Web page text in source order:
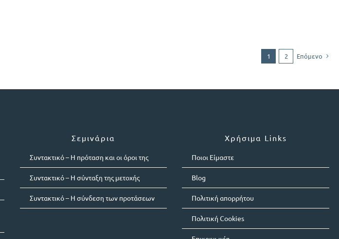
1 2 Επόμενο
Σεμινάρια
Συντακτικό – Η πρόταση και οι όροι της
Συντακτικό – Η σύνταξη της μετοχής
Συντακτικό – Η σύνδεση των προτάσεων
Χρήσιμα Links
Ποιοι Είμαστε
Blog
Πολιτική απορρήτου
Πολιτική Cookies